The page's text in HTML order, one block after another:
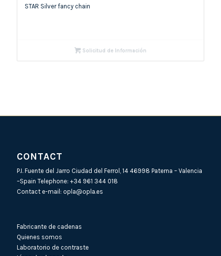
STAR Silver fancy chain
Solicitud de Información
CONTACT
P.I. Fuente del Jarro Ciudad del Ferrol, 14 46998 Paterna – Valencia
–Spain Telephone: +34 961 344 018
Contact e-mail: opla@opla.es
Fabricante de cadenas
Quienes somos
Laboratorio de contraste